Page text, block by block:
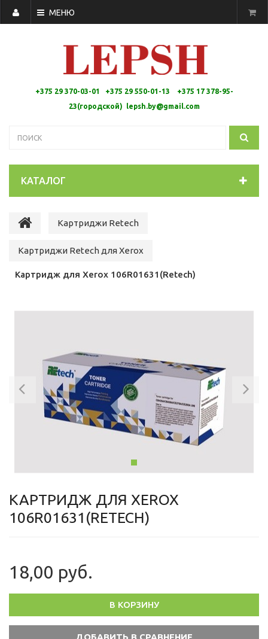
МЕНЮ
+375 29 370-03-01 +375 29 550-01-13 +375 17 378-95-
23(городской)
lepsh.by@gmail.com
КАТАЛОГ
Картриджи Retech
Картриджи Retech для Xerox
Картридж для Xerox 106R01631(Retech)
Previous
КАРТРИДЖ ДЛЯ XEROX
106R01631(RETECH)
18,00 руб.
В КОРЗИНУ